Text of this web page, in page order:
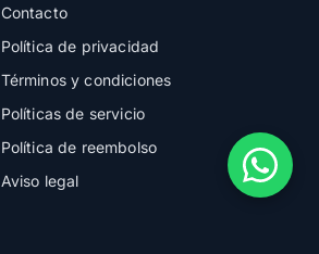
Contacto
Política de privacidad
Términos y condiciones
Políticas de servicio
Política de reembolso
Aviso legal